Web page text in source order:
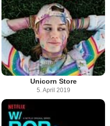
Unicorn Store
5. April 2019